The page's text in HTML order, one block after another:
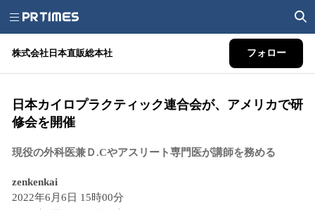
株式会社日本直販総本社 フォロー
日本カイロプラクティック連合会が、アメリカで研
修会を開催
現役の外科医兼Ｄ.Cやアスリート専門医が講師を務める
zenkenkai
2022年6月6日 15時00分